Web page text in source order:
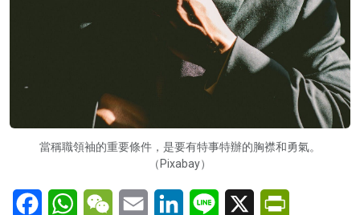
當稱職領袖的重要條件，是要有特事特辦的胸襟和勇氣。
（Pixabay）
FacebookWhatsAppWeChatEmail LinkedInLine X